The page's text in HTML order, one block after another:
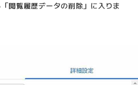
閲覧履歴データの削除」に入りま